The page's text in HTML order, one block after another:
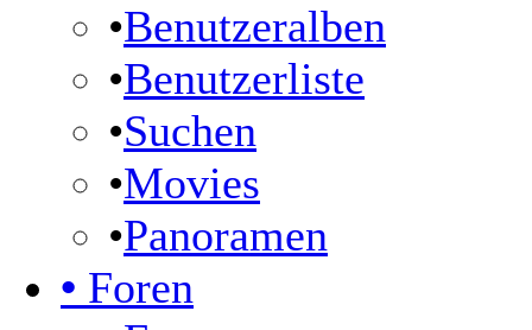
•Benutzeralben
•Benutzerliste
•Suchen
•Movies
•Panoramen
• Foren